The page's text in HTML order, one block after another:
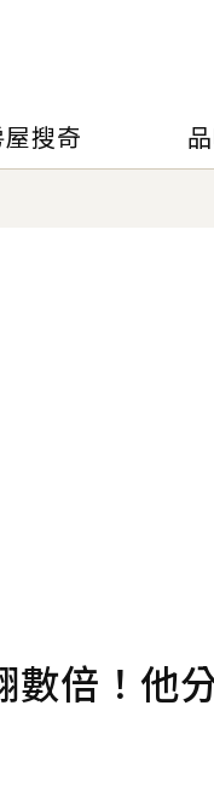
搜奇
數倍！他